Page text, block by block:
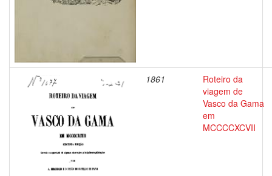
1861
Roteiro da
viagem de
Vasco da Gama
em
MCCCCXCVII